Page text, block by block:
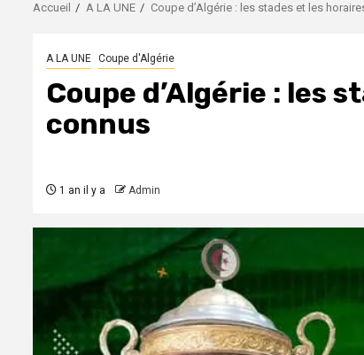
Accueil A LA UNE Coupe d’Algérie : les stades et les
A LA UNE Coupe d'Algérie
Coupe d’Algérie : les
connus
1 an il y a Admin